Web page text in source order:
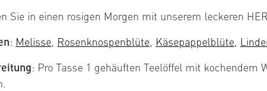
Sie in einen rosigen Morgen mit unserem leckeren
: Melisse, Rosenknospenblüte, Käsepappelblüte,
: Pro Tasse 1 gehäuften Teelöffel mit kochendem